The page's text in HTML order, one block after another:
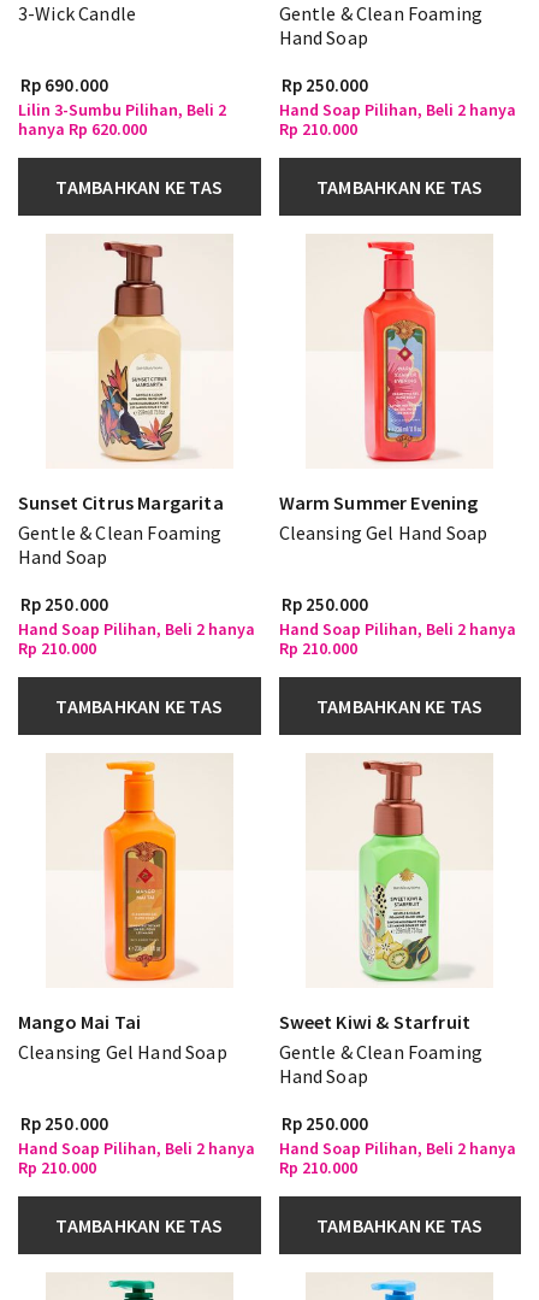
3-Wick Candle
Rp 690.000
Lilin 3-Sumbu Pilihan, Beli 2
hanya Rp 620.000
TAMBAHKAN KE TAS
Gentle & Clean Foaming
Hand Soap
Rp 250.000
Hand Soap Pilihan, Beli 2 hanya
Rp 210.000
TAMBAHKAN KE TAS
Sunset Citrus Margarita
Gentle & Clean Foaming
Hand Soap
Rp 250.000
Hand Soap Pilihan, Beli 2 hanya
Rp 210.000
TAMBAHKAN KE TAS
Warm Summer Evening
Cleansing Gel Hand Soap
Rp 250.000
Hand Soap Pilihan, Beli 2 hanya
Rp 210.000
TAMBAHKAN KE TAS
Mango Mai Tai
Cleansing Gel Hand Soap
Rp 250.000
Hand Soap Pilihan, Beli 2 hanya
Rp 210.000
TAMBAHKAN KE TAS
Sweet Kiwi & Starfruit
Gentle & Clean Foaming
Hand Soap
Rp 250.000
Hand Soap Pilihan, Beli 2 hanya
Rp 210.000
TAMBAHKAN KE TAS